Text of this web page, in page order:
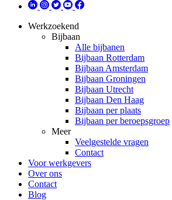
Werkzoekend
Bijbaan
Alle bijbanen
Bijbaan Rotterdam
Bijbaan Amsterdam
Bijbaan Groningen
Bijbaan Utrecht
Bijbaan Den Haag
Bijbaan per plaats
Bijbaan per beroepsgroep
Meer
Veelgestelde vragen
Contact
Voor werkgevers
Over ons
Contact
Blog